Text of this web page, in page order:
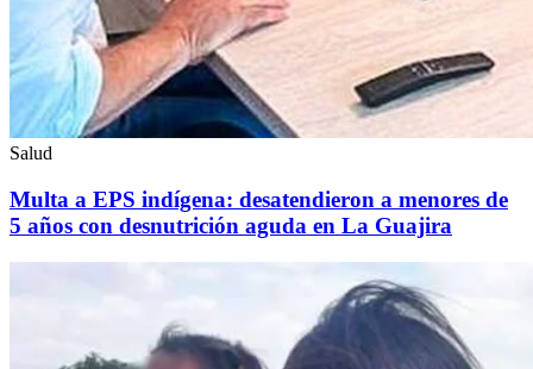
Salud
Multa a EPS indígena: desatendieron a menores de
5 años con desnutrición aguda en La Guajira